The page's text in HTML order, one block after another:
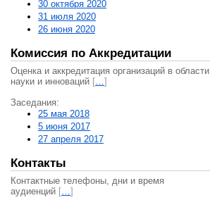
30 октября 2020
31 июля 2020
26 июня 2020
Комиссия по Аккредитации
Оценка и аккредитация организаций в области
науки и инноваций […]
Заседания:
25 мая 2018
5 июня 2017
27 апреля 2017
Контакты
Контактные телефоны, дни и время
аудиенций […]